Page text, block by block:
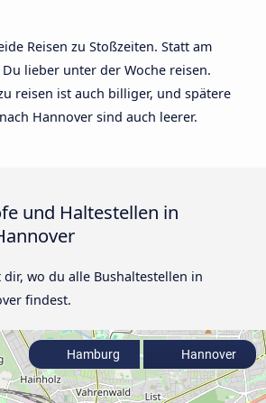
Reisen zu Stoßzeiten. Statt am
lieber unter der Woche reisen.
reisen ist auch billiger, und spätere
Hannover sind auch leerer.
und Haltestellen in
wo du alle Bushaltestellen in
findest.
Hamburg Hannover